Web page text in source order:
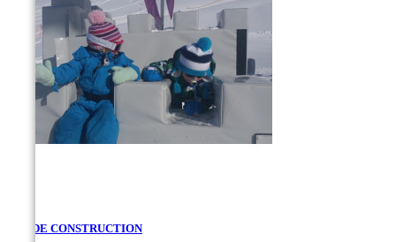
JEU DE CONSTRUCTION